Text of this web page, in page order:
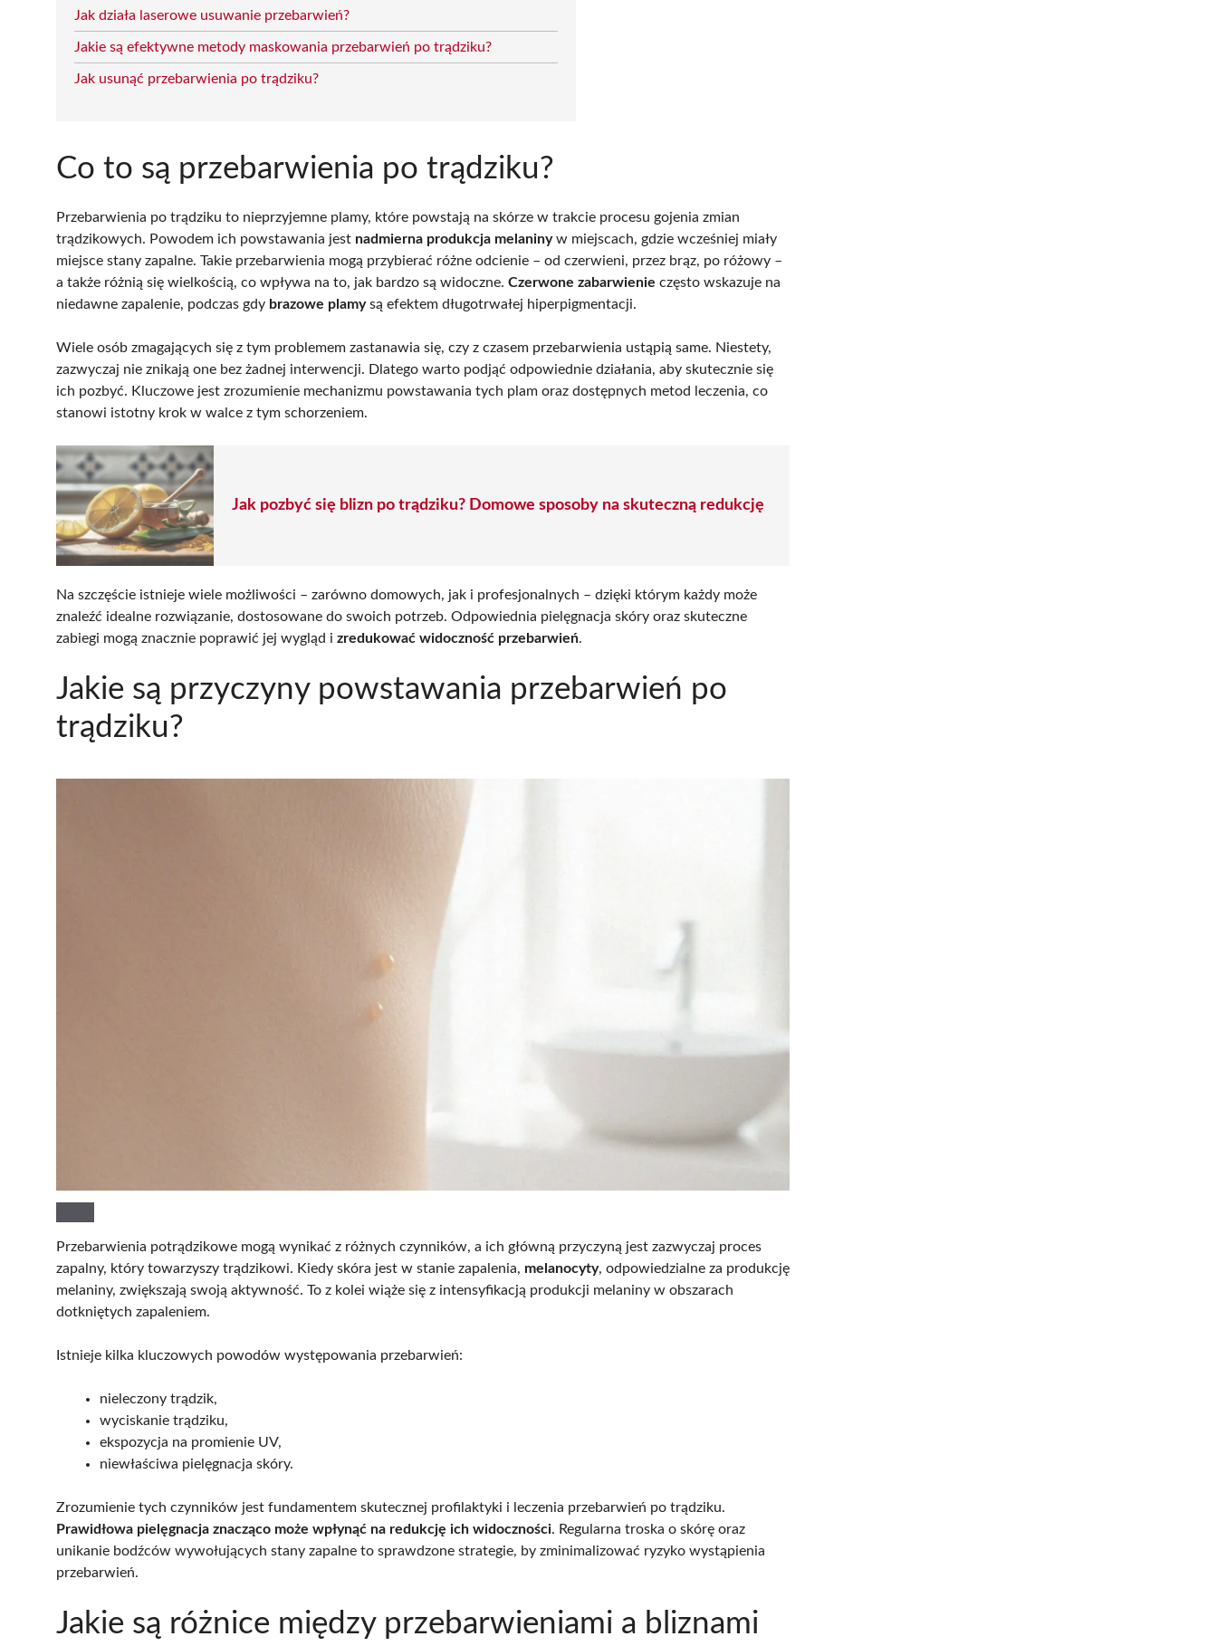
Jak działa laserowe usuwanie przebarwień?
Jakie są efektywne metody maskowania przebarwień po trądziku?
Jak usunąć przebarwienia po trądziku?
Co to są przebarwienia po trądziku?
Przebarwienia po trądziku to nieprzyjemne plamy, które powstają na skórze w trakcie procesu gojenia zmian
trądzikowych. Powodem ich powstawania jest nadmierna produkcja melaninyw miejscach, gdzie wcześniej miały
miejsce stany zapalne. Takie przebarwienia mogą przybierać różne odcienie – od czerwieni, przez brąz, po różowy –
a także różnią się wielkością, co wpływa na to, jak bardzo są widoczne. Czerwone zabarwienie często wskazuje na
niedawne zapalenie, podczas gdy brazowe plamysą efektem długotrwałej hiperpigmentacji.
Wiele osób zmagających się z tym problemem zastanawia się, czy z czasem przebarwienia ustąpią same. Niestety,
zazwyczaj nie znikają one bez żadnej interwencji. Dlatego warto podjąć odpowiednie działania, aby skutecznie się
ich pozbyć. Kluczowe jest zrozumienie mechanizmu powstawania tych plam oraz dostępnych metod leczenia, co
stanowi istotny krok w walce z tym schorzeniem.
Jak pozbyć się blizn po trądziku? Domowe sposoby na skuteczną redukcję
Na szczęście istnieje wiele możliwości – zarówno domowych, jak i profesjonalnych – dzięki którym każdy może
znaleźć idealne rozwiązanie, dostosowane do swoich potrzeb. Odpowiednia pielęgnacja skóry oraz skuteczne
zabiegi mogą znacznie poprawić jej wygląd i zredukować widoczność przebarwień.
Jakie są przyczyny powstawania przebarwień po
trądziku?
Przebarwienia potrądzikowe mogą wynikać z różnych czynników, a ich główną przyczyną jest zazwyczaj proces
zapalny, który towarzyszy trądzikowi. Kiedy skóra jest w stanie zapalenia, melanocyty, odpowiedzialne za produkcję
melaniny, zwiększają swoją aktywność. To z kolei wiąże się z intensyfikacją produkcji melaniny w obszarach
dotkniętych zapaleniem.
Istnieje kilka kluczowych powodów występowania przebarwień:
nieleczony trądzik,
wyciskanie trądziku,
ekspozycja na promienie UV,
niewłaściwa pielęgnacja skóry.
Zrozumienie tych czynników jest fundamentem skutecznej profilaktyki i leczenia przebarwień po trądziku.
Prawidłowa pielęgnacja znacząco może wpłynąć na redukcję ich widoczności. Regularna troska o skórę oraz
unikanie bodźców wywołujących stany zapalne to sprawdzone strategie, by zminimalizować ryzyko wystąpienia
przebarwień.
Jakie są różnice między przebarwieniami a bliznami